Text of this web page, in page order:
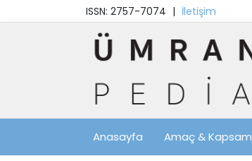
ISSN: 2757-7074 | İletişim
Anasayfa Amaç & Kapsam